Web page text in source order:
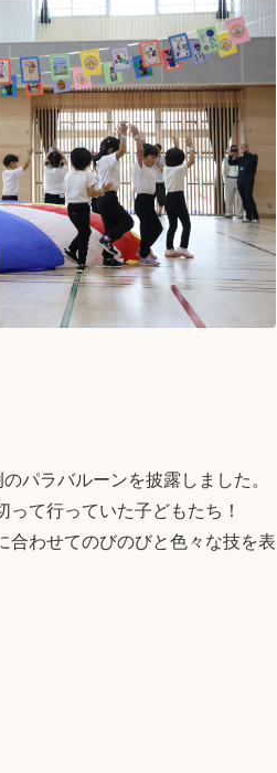
パラバルーンを披露しました。
て行っていた子どもたち！
合わせてのびのびと色々な技を表